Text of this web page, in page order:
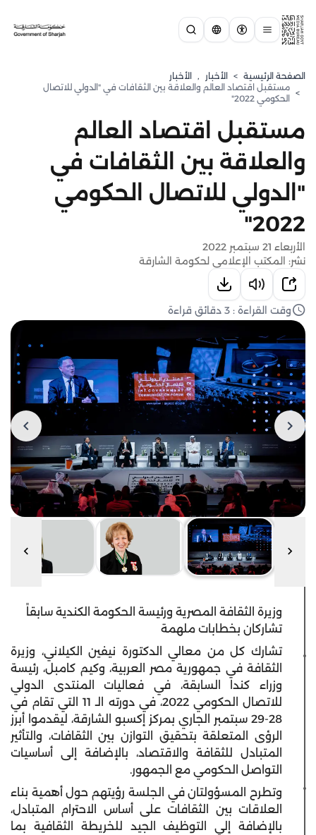
الصفحة الرئيسية > الأخبار , الأخبار
>
مستقبل اقتصاد العالم والعلاقة بين الثقافات في "الدولي للاتصال
الحكومي 2022"
مستقبل اقتصاد العالم
والعلاقة بين الثقافات في
"الدولي للاتصال الحكومي
2022"
الأربعاء 21 سبتمبر 2022
نشر: المكتب الإعلامي لحكومة الشارقة
وقت القراءة : 3 دقائق قراءة
وزيرة الثقافة المصرية ورئيسة الحكومة الكندية سابقاً
تشاركان بخطابات ملهمة
تشارك كل من معالي الدكتورة نيفين الكيلاني، وزيرة
الثقافة في جمهورية مصر العربية، وكيم كامبل، رئيسة
وزراء كندا السابقة، في فعاليات المنتدى الدولي
للاتصال الحكومي 2022، في دورته الـ 11 التي تقام في
28-29 سبتمبر الجاري بمركز إكسبو الشارقة، ليقدموا أبرز
الرؤى المتعلقة بتحقيق التوازن بين الثقافات، والتأثير
المتبادل للثقافة والاقتصاد، بالإضافة إلى أساسيات
التواصل الحكومي مع الجمهور.
وتطرح المسؤولتان في الجلسة رؤيتهم حول أهمية بناء
العلاقات بين الثقافات على أساس الاحترام المتبادل،
بالإضافة إلى التوظيف الجيد للخريطة الثقافية بما